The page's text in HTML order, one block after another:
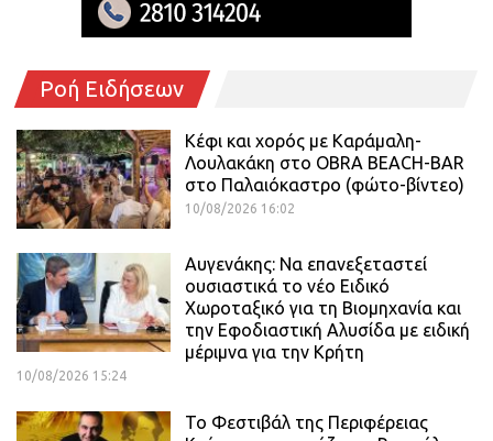
Ροή Ειδήσεων
Κέφι και χορός με Καράμαλη-
Λουλακάκη στο OBRA BEACH-BAR
στο Παλαιόκαστρο (φώτο-βίντεο)
10/08/2026 16:02
Αυγενάκης: Να επανεξεταστεί
ουσιαστικά το νέο Ειδικό
Χωροταξικό για τη Βιομηχανία και
την Εφοδιαστική Αλυσίδα με ειδική
μέριμνα για την Κρήτη
10/08/2026 15:24
Το Φεστιβάλ της Περιφέρειας